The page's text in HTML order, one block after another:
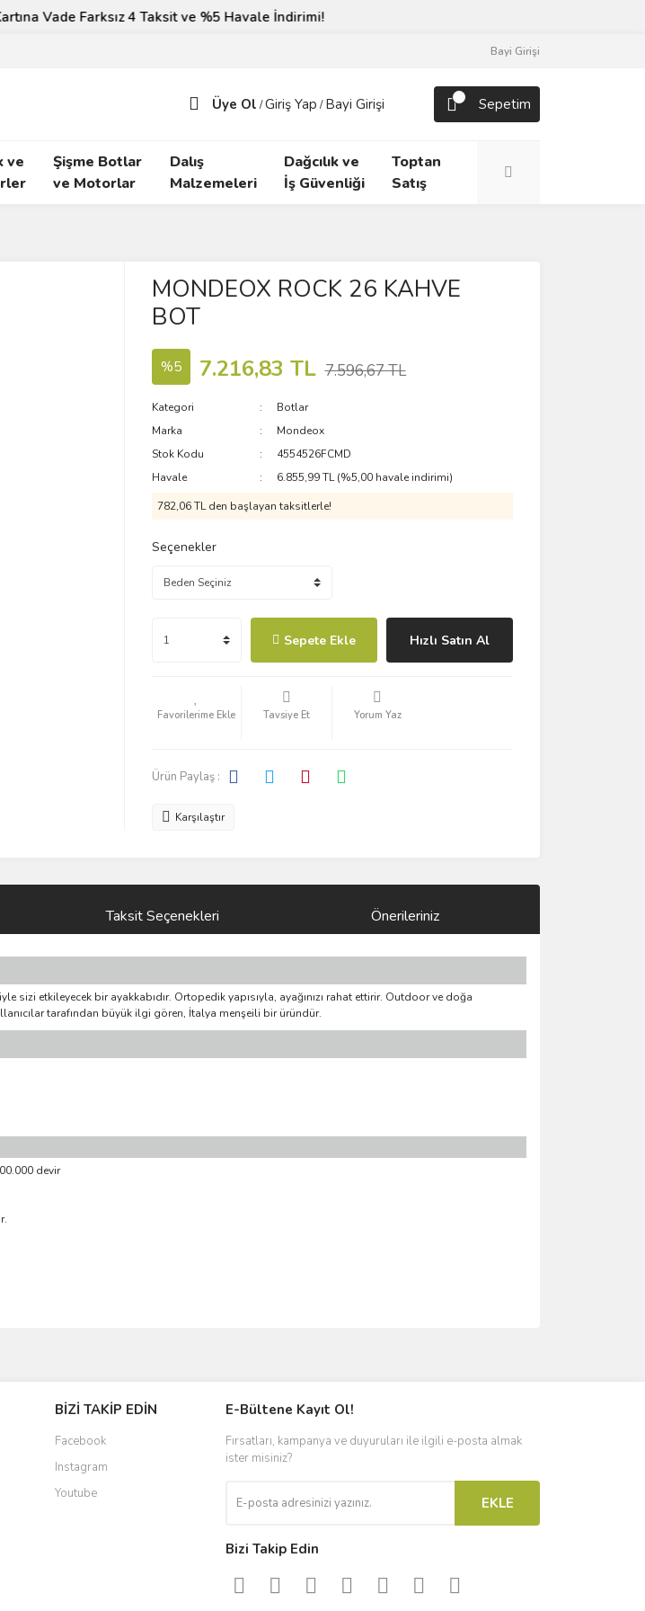
4 Taksit ve %5 Havale İndirimi!
Bayi Girişi
Üye Ol /Giriş Yap / Bayi Girişi Sepetim
ve
Şişme Botlar
ve Motorlar
Dalış
Malzemeleri
Dağcılık ve
İş Güvenliği
Toptan
Satış
MONDEOX ROCK 26 KAHVE
BOT
%5 7.216,83 TL 7.596,67 TL
Kategori
Botlar
Marka
Mondeox
Stok Kodu
4554526FCMD
Havale
6.855,99 TL (%5,00 havale indirimi)
782,06 TL den başlayan taksitlerle!
Seçenekler
Sepete Ekle Hızlı Satın Al
Tavsiye Et Yorum Yaz
Ürün Paylaş :
Karşılaştır
Taksit Seçenekleri Önerileriniz
etkileyecek bir ayakkabıdır. Ortopedik yapısıyla, ayağınızı rahat ettirir. Outdoor ve doğa
tarafından büyük ilgi gören, İtalya menşeili bir üründür.
devir
BİZİ TAKİP EDİN
Facebook
Instagram
Youtube
E-Bültene Kayıt Ol!
Fırsatları, kampanya ve duyuruları ile ilgili e-posta almak
ister misiniz?
EKLE
Bizi Takip Edin